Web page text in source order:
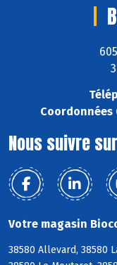
Coordonnées
Nous suivre sur
Votre magasin
38580 Allevard, 38580